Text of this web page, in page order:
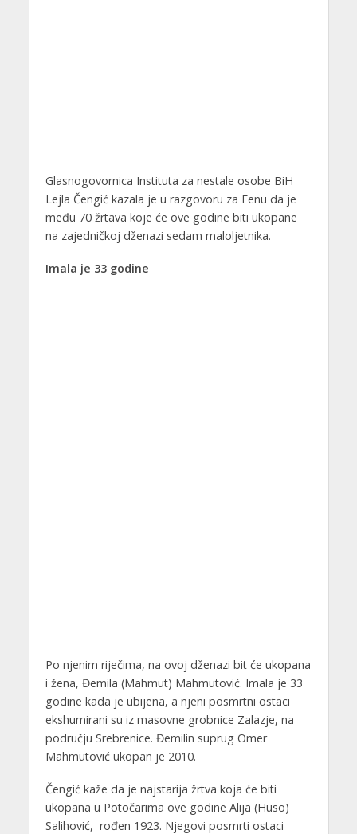
Glasnogovornica Instituta za nestale osobe BiH
Lejla Čengić kazala je u razgovoru za Fenu da je
među 70 žrtava koje će ove godine biti ukopane
na zajedničkoj dženazi sedam maloljetnika.
Imala je 33 godine
Po njenim riječima, na ovoj dženazi bit će ukopana
i žena, Đemila (Mahmut) Mahmutović. Imala je 33
godine kada je ubijena, a njeni posmrtni ostaci
ekshumirani su iz masovne grobnice Zalazje, na
području Srebrenice. Đemilin suprug Omer
Mahmutović ukopan je 2010.
Čengić kaže da je najstarija žrtva koja će biti
ukopana u Potočarima ove godine Alija (Huso)
Salihović, rođen 1923. Njegovi posmrti ostaci